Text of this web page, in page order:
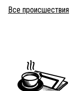
Все происшествия